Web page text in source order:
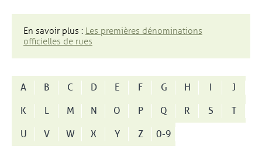
En savoir plus : Les premières dénominations
officielles de rues
A B C D E F G H I
J
K
L M N O P Q R S
T
U
V W X Y Z 0-9